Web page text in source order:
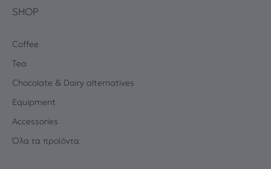
SHOP
Coffee
Tea
Chocolate & Dairy alternatives
Equipment
Accessories
Όλα τα προϊόντα